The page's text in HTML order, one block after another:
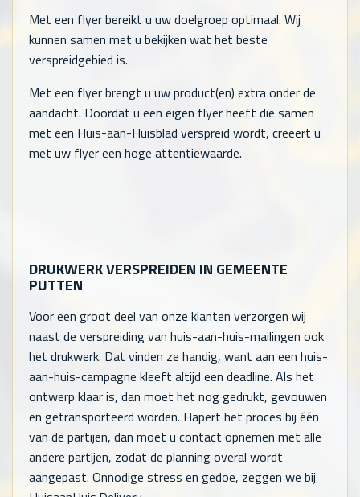
Met een flyer bereikt u uw doelgroep optimaal. Wij
kunnen samen met u bekijken wat het beste
verspreidgebied is.
Met een flyer brengt u uw product(en) extra onder de
aandacht. Doordat u een eigen flyer heeft die samen
met een Huis-aan-Huisblad verspreid wordt, creëert u
met uw flyer een hoge attentiewaarde.
DRUKWERK VERSPREIDEN IN GEMEENTE
PUTTEN
Voor een groot deel van onze klanten verzorgen wij
naast de verspreiding van huis-aan-huis-mailingen ook
het drukwerk. Dat vinden ze handig, want aan een huis-
aan-huis-campagne kleeft altijd een deadline. Als het
ontwerp klaar is, dan moet het nog gedrukt, gevouwen
en getransporteerd worden. Hapert het proces bij één
van de partijen, dan moet u contact opnemen met alle
andere partijen, zodat de planning overal wordt
aangepast. Onnodige stress en gedoe, zeggen we bij